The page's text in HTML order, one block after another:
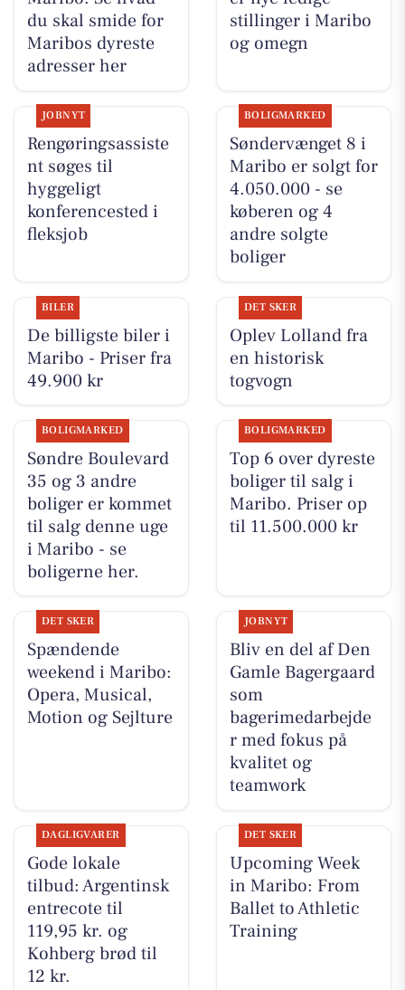
du skal smide for
Maribos dyreste
adresser her
stillinger i Maribo
og omegn
JOBNYT
Rengøringsassiste
nt søges til
hyggeligt
konferencested i
fleksjob
BOLIGMARKED
Søndervænget 8 i
Maribo er solgt for
4.050.000 - se
køberen og 4
andre solgte
boliger
BILER
De billigste biler i
Maribo - Priser fra
49.900 kr
DET SKER
Oplev Lolland fra
en historisk
togvogn
BOLIGMARKED
Søndre Boulevard
35 og 3 andre
boliger er kommet
til salg denne uge
i Maribo - se
boligerne her.
BOLIGMARKED
Top 6 over dyreste
boliger til salg i
Maribo. Priser op
til 11.500.000 kr
DET SKER
Spændende
weekend i Maribo:
Opera, Musical,
Motion og Sejlture
JOBNYT
Bliv en del af Den
Gamle Bagergaard
som
bagerimedarbejde
r med fokus på
kvalitet og
teamwork
DAGLIGVARER
Gode lokale
tilbud: Argentinsk
entrecote til
119,95 kr. og
Kohberg brød til
12 kr.
DET SKER
Upcoming Week
in Maribo: From
Ballet to Athletic
Training